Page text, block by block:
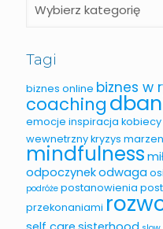
Tagi
biznes online biznes w
coaching
emocje inspiracja
wewnetrznykryzys
mindfulness
odpoczynekodwaga
podróże postanowienia
przekonaniami